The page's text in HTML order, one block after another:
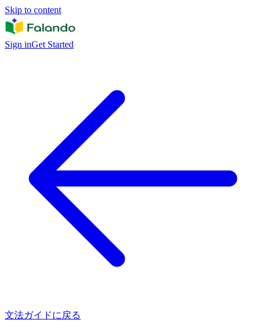
Skip to content
Sign inGet Started
文法ガイドに戻る